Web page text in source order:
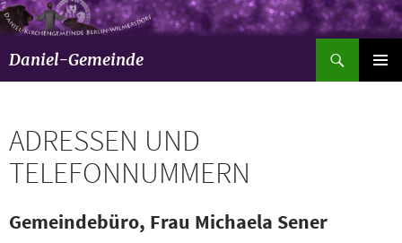
Daniel-Gemeinde
ADRESSEN UND
TELEFONNUMMERN
Gemeindebüro, Frau Michaela Sener